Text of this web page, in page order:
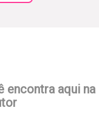
encontra aqui na